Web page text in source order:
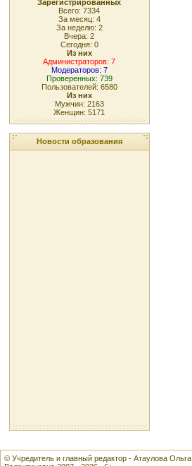
Зарегистрированных
Всего: 7334
За месяц: 4
За неделю: 2
Вчера: 2
Сегодня: 0
Из них
Администраторов: 7
Модераторов: 7
Проверенных: 739
Пользователей: 6580
Из них
Мужчин: 2163
Женщин: 5171
Новости образования
© Учредитель и главный редактор - Атаулова Ольга